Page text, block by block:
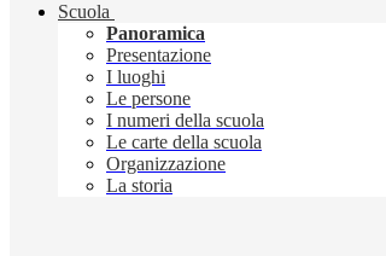
Scuola
Panoramica
Presentazione
I luoghi
Le persone
I numeri della scuola
Le carte della scuola
Organizzazione
La storia